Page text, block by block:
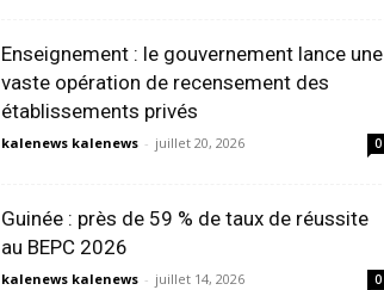
Enseignement : le gouvernement lance une
vaste opération de recensement des
établissements privés
kalenews kalenews - juillet 20, 2026 0
Guinée : près de 59 % de taux de réussite
au BEPC 2026
kalenews kalenews - juillet 14, 2026 0